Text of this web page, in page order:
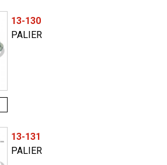
13-130
PALIER
13-131
PALIER